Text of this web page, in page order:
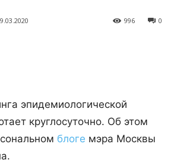
0
996
эпидемиологической
круглосуточно. Об этом
блоге мэра Москвы